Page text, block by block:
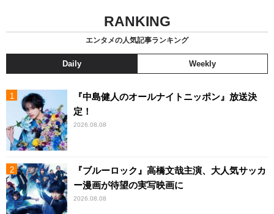
RANKING
エンタメの人気記事ランキング
Daily Weekly
『中島健人のオールナイトニッポン』放送決
定！
2026.08.08
『ブルーロック』高橋文哉主演、大人気サッカ
ー漫画が待望の実写映画に
2026.08.08